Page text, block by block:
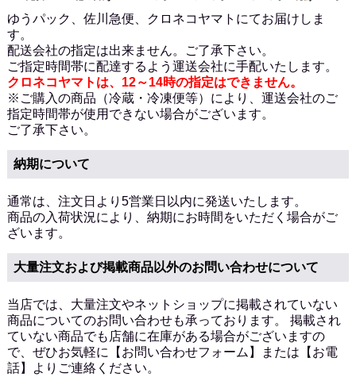
ゆうパック、佐川急便、クロネコヤマトにてお届けしま
す。
配送会社の指定は出来ません。ご了承下さい。
ご指定時間帯に配達するよう運送会社に手配いたします。
クロネコヤマトは、12～14時の指定はできません。
※ご購入の商品（冷蔵・冷凍便等）により、運送会社のご
指定時間帯が使用できない場合がございます。
ご了承下さい。
納期について
通常は、注文日より5営業日以内に発送いたします。
商品の入荷状況により、納期にお時間をいただく場合がご
ざいます。
大量注文および掲載商品以外のお問い合わせについて
当店では、大量注文やネットショップに掲載されていない
商品についてのお問い合わせも承っております。 掲載され
ていない商品でも店舗に在庫がある場合がございますの
で、ぜひお気軽に
【お問い合わせフォーム】 または 【お電
話】
よりご連絡ください。